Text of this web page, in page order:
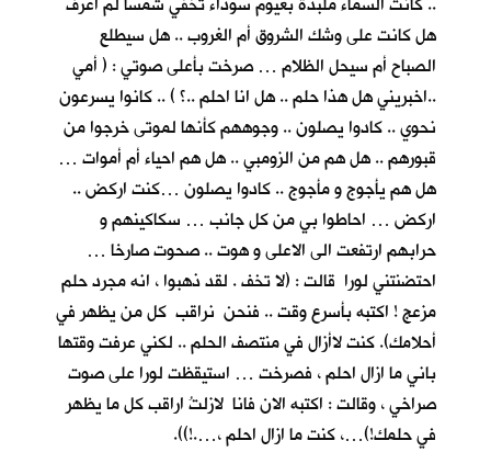
هل كانت على وشك الشروق أم الغروب .. هل سيطلع
الصباح أم سيحل الظلام … صرخت بأعلى صوتي : ( أمي
..اخبريني هل هذا حلم .. هل انا احلم ..؟ ) .. كانوا يسرعون
نحوي .. كادوا يصلون .. وجوههم كأنها لموتى خرجوا من
قبورهم .. هل هم من الزومبي .. هل هم احياء أم أموات …
هل هم يأجوج و مأجوج .. كادوا يصلون …كنت اركض ..
اركض … احاطوا بي من كل جانب … سكاكينهم و
حرابهم ارتفعت الى الاعلى و هوت .. صحوت صارخا …
احتضنتني لورا قالت : (لا تخف . لقد ذهبوا ، انه مجرد حلم
مزعج ! اكتبه بأسرع وقت .. فنحن نراقب كل من يظهر في
أحلامك). كنت لاأزال في منتصف الحلم .. لكني عرفت وقتها
باني ما ازال احلم ، فصرخت … استيقظت لورا على صوت
صراخي ، وقالت : اكتبه الان فانا لازلتُ اراقب كل ما يظهر
في حلمك!)…، كنت ما ازال احلم ،….!)).